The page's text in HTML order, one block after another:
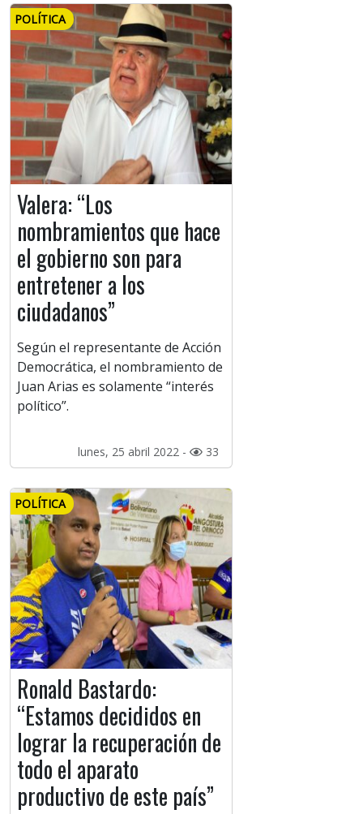
POLÍTICA
Valera: “Los
nombramientos que hace
el gobierno son para
entretener a los
ciudadanos”
Según el representante de Acción
Democrática, el nombramiento de
Juan Arias es solamente “interés
político”.
lunes, 25 abril 2022 - 33
POLÍTICA
Ronald Bastardo:
“Estamos decididos en
lograr la recuperación de
todo el aparato
productivo de este país”